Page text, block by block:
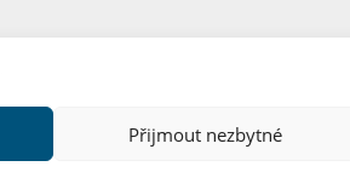
Přijmout nezbytné